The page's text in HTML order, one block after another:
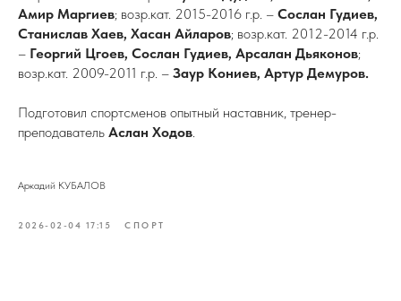
Амир Маргиев; возр.кат. 2015-2016 г.р. – Сослан Гудиев,
Станислав Хаев, Хасан Айларов; возр.кат. 2012-2014 г.р.
– Георгий Цгоев, Сослан Гудиев, Арсалан Дьяконов;
возр.кат. 2009-2011 г.р. – Заур Кониев, Артур Демуров.
Подготовил спортсменов опытный наставник, тренер-
преподаватель Аслан Ходов.
Аркадий КУБАЛОВ
2026-02-04 17:15 СПОРТ